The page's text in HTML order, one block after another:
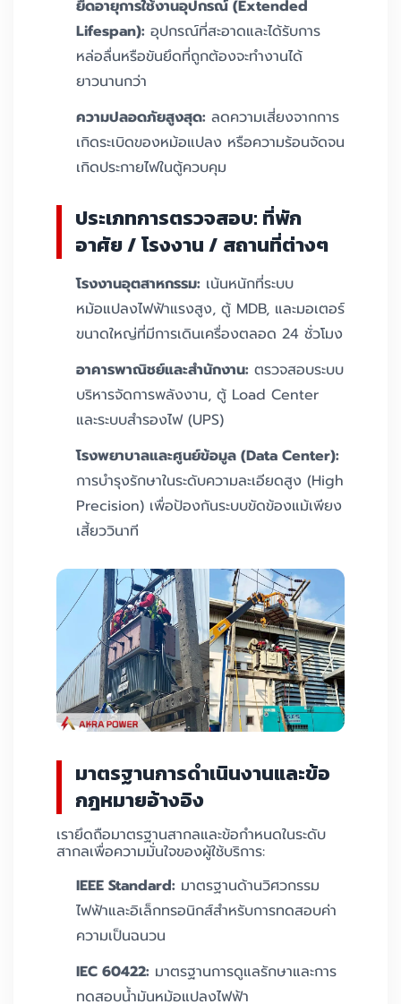
ยืดอายุการใช้งานอุปกรณ์ (Extended
Lifespan): อุปกรณ์ที่สะอาดและได้รับการ
หล่อลื่นหรือขันยึดที่ถูกต้องจะทำงานได้
ยาวนานกว่า
ความปลอดภัยสูงสุด: ลดความเสี่ยงจากการ
เกิดระเบิดของหม้อแปลง หรือความร้อนจัดจน
เกิดประกายไฟในตู้ควบคุม
ประเภทการตรวจสอบ: ที่พัก
อาศัย / โรงงาน / สถานที่ต่างๆ
โรงงานอุตสาหกรรม: เน้นหนักที่ระบบ
หม้อแปลงไฟฟ้าแรงสูง, ตู้ MDB, และมอเตอร์
ขนาดใหญ่ที่มีการเดินเครื่องตลอด 24 ชั่วโมง
อาคารพาณิชย์และสำนักงาน: ตรวจสอบระบบ
บริหารจัดการพลังงาน, ตู้ Load Center
และระบบสำรองไฟ (UPS)
โรงพยาบาลและศูนย์ข้อมูล (Data Center):
การบำรุงรักษาในระดับความละเอียดสูง (High
Precision) เพื่อป้องกันระบบขัดข้องแม้เพียง
เสี้ยววินาที
มาตรฐานการดำเนินงานและข้อ
กฎหมายอ้างอิง
เรายึดถือมาตรฐานสากลและข้อกำหนดในระดับ
สากลเพื่อความมั่นใจของผู้ใช้บริการ:
IEEE Standard: มาตรฐานด้านวิศวกรรม
ไฟฟ้าและอิเล็กทรอนิกส์สำหรับการทดสอบค่า
ความเป็นฉนวน
IEC 60422: มาตรฐานการดูแลรักษาและการ
ทดสอบน้ำมันหม้อแปลงไฟฟ้า